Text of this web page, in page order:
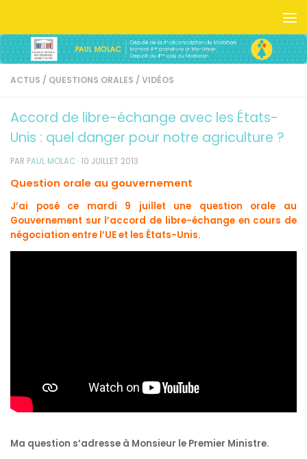
ACTUS / QUESTIONS ORALES / VIDÉOS
Accord de libre-échange avec les États-
Unis : quel danger pour notre agriculture ?
PAR PAUL MOLAC · 10 JUILLET 2013
Question orale au gouvernement
J’ai posé ce mardi 9 juillet une question orale au
Gouvernement sur l’accord de libre-échange en cours de
négociation entre l’UE et les États-Unis.
Ma question s’adresse à Monsieur le Premier Ministre.